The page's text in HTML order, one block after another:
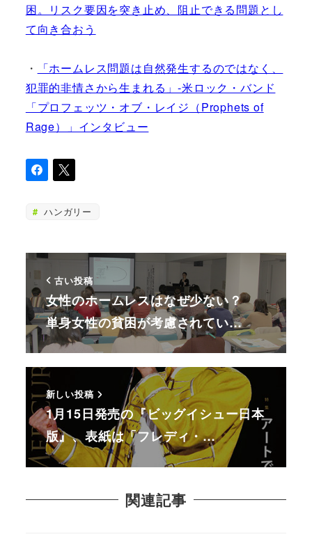
困。リスク要因を突き止め、阻止できる問題とし
て向き合おう
・
「ホームレス問題は自然発生するのではなく、
犯罪的非情さから生まれる」-米ロック・バンド
「プロフェッツ・オブ・レイジ（Prophets of
Rage）」インタビュー
ハンガリー
古い投稿
女性のホームレスはなぜ少ない？
単身女性の貧困が考慮されてい…
新しい投稿
1月15日発売の『ビッグイシュー日本
版』、表紙は「フレディ・…
関連記事